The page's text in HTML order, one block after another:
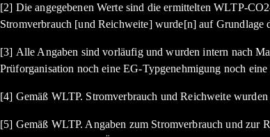
[2] Die angegebenen Werte sind die ermittelten WLTP-
Stromverbrauch [und Reichweite] wurde[n] auf Grundlage
[3] Alle Angaben sind vorläufig und wurden intern nach
Prüforganisation noch eine EG-Typgenehmigung noch
[4] Gemäß WLTP. Stromverbrauch und Reichweite
[5] Gemäß WLTP. Angaben zum Stromverbrauch und zur